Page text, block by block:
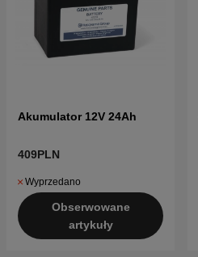
Akumulator 12V 24Ah
409PLN
Wyprzedano
Obserwowane
artykuły